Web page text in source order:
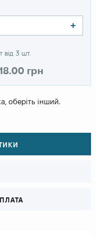
від 3 шт.
грн
оберіть інший.